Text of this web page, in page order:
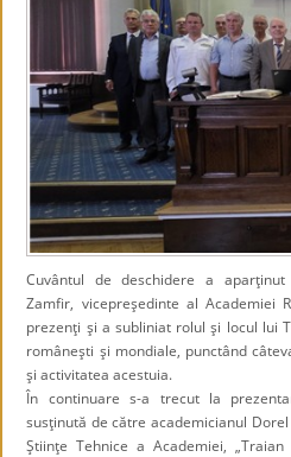
Cuvântul de deschidere a aparţinut
Zamfir, vicepreşedinte al Academiei
prezenţi şi a subliniat rolul şi locul lui
româneşti şi mondiale, punctând
şi activitatea acestuia.
În continuare s-a trecut la
susţinută de către academicianul
Ştiinţe Tehnice a Academiei,